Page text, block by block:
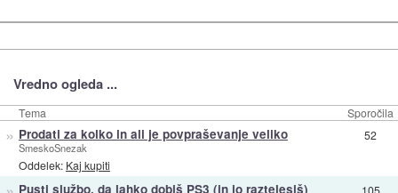
Vredno ogleda ...
Tema Sporočila
» Prodati za kolko in ali je povpraševanje veliko
SmeskoSnezak
Oddelek: Kaj kupiti
52
Pusti službo, da lahko dobiš PS3 (in jo raztelesiš)